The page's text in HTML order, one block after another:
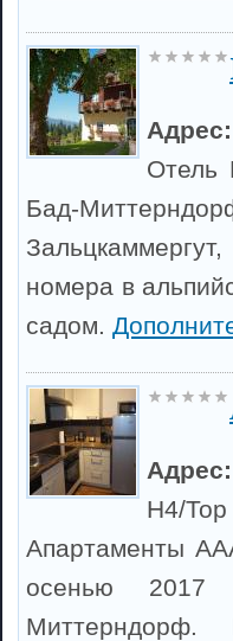
Адрес:
Отель
Бад-
номера в
садом.
H4/
Апартаменты
осенью 2017